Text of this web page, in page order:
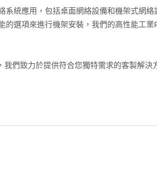
系統應用，包括桌面網絡設備和機架式網
的選項來進行機架安裝，我們的高性能工業
們致力於提供符合您獨特需求的客製解決